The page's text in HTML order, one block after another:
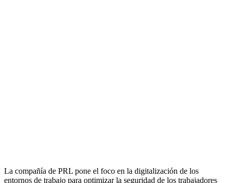
La compañía de PRL pone el foco en la digitalización de los
entornos de trabajo para optimizar la seguridad de los trabajadores